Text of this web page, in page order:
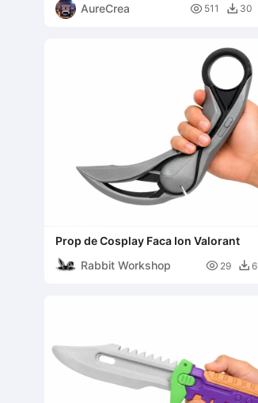
AureCrea
 511  30
Prop de Cosplay Faca Ion Valorant
Rabbit Workshop
 29  6